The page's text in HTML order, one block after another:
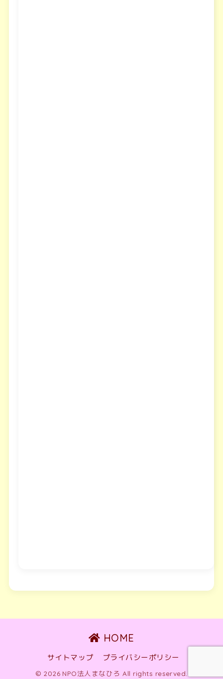
HOME
サイトマップ プライバシーポリシー
© 2026 NPO法人まなひろ All rights reserved.